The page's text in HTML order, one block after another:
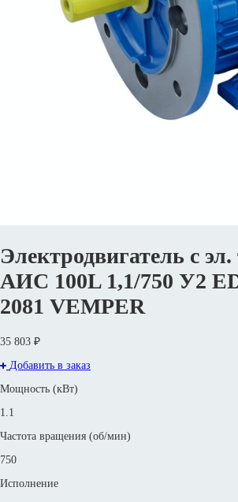
Электродвигатель с
АИС 100L 1,1/750 У2
2081 VEMPER
35 803 ₽
Добавить в заказ
Мощность (кВт)
1.1
Частота вращения (об/мин)
750
Исполнение